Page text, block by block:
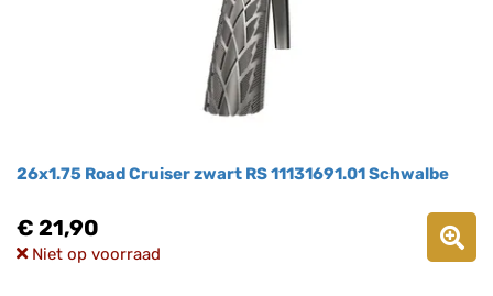
26x1.75 Road Cruiser zwart RS 11131691.01 Schwalbe
€ 21,90
Niet op voorraad